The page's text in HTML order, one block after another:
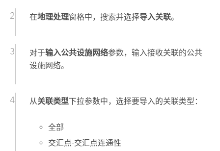
在地理处理窗格中，搜索并选择导入关联。
对于输入公共设施网络参数，输入接收关联的公共
设施网络。
从关联类型下拉参数中，选择要导入的关联类型：
全部
交汇点-交汇点连通性